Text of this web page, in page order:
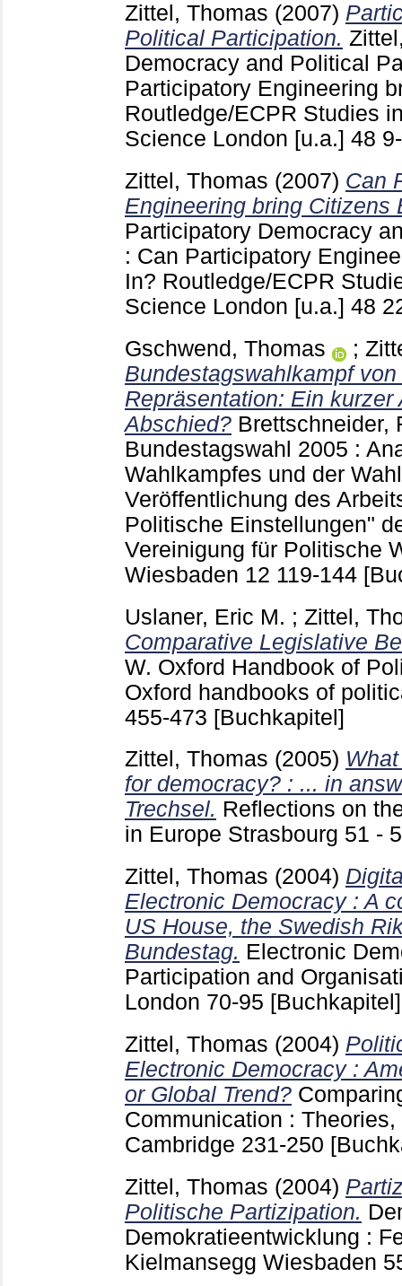
Zittel, Thomas (2007)
Political Participation.
Democracy and Political
Participatory Engineering
Routledge/ECPR Studies
Science London [u.a.] 48
Zittel, Thomas (2007) Can
Engineering bring Citizens
Participatory Democracy
: Can Participatory
In? Routledge/ECPR
Science London [u.a.] 48
Gschwend, Thomas
;
Bundestagswahlkampf
Repräsentation: Ein
Abschied? Brettschneider,
Bundestagswahl 2005 :
Wahlkampfes und der
Veröffentlichung des
Politische Einstellungen"
Vereinigung für Politische
Wiesbaden 12 119-144
Uslaner, Eric M. ; Zittel,
Comparative Legislative
W. Oxford Handbook of
Oxford handbooks of
455-473 [Buchkapitel]
Zittel, Thomas (2005)
for democracy? : ... in
Trechsel. Reflections on
in Europe Strasbourg 51 -
Zittel, Thomas (2004)
Electronic Democracy : A
US House, the Swedish
Bundestag. Electronic
Participation and
London 70-95 [Buchkapitel]
Zittel, Thomas (2004)
Electronic Democracy :
or Global Trend?
Communication :
Cambridge 231-250
Zittel, Thomas (2004)
Politische Partizipation.
Demokratieentwicklung :
Kielmansegg Wiesbaden